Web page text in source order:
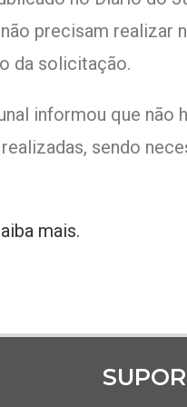
precisam realizar
da solicitação.
informou que
sendo
mais.